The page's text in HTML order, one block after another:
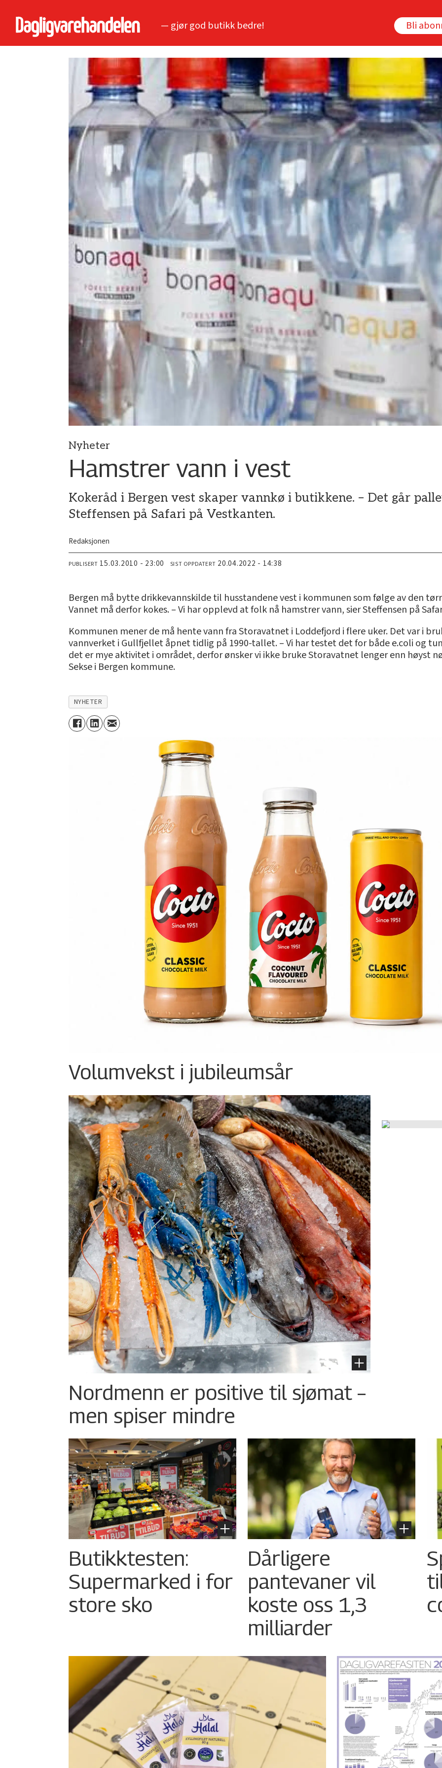
— gjør god butikk bedre! Bli
Nyheter
Hamstrer vann i vest
Kokeråd i Bergen vest skaper vannkø i butikkene. – Det går
Steffensen på Safari på Vestkanten.
Redaksjonen
PUBLISERT 15.03.2010 - 23:00 SIST OPPDATERT 20.04.2022 - 14:38
Bergen må bytte drikkevannskilde til husstandene vest i kommunen som følge av den
Vannet må derfor kokes. – Vi har opplevd at folk nå hamstrer vann, sier Steffensen på
Kommunen mener de må hente vann fra Storavatnet i Loddefjord i flere uker. Det var i
vannverket i Gullfjellet åpnet tidlig på 1990-tallet. – Vi har testet det for både e.coli og
det er mye aktivitet i området, derfor ønsker vi ikke bruke Storavatnet lenger enn høyst
Sekse i Bergen kommune.
NYHETER
Volumvekst i jubileumsår
Nordmenn er positive til sjømat –
men spiser mindre
Butikktesten:
Supermarked i for
store sko
Dårligere
pantevaner vil
koste oss 1,3
milliarder